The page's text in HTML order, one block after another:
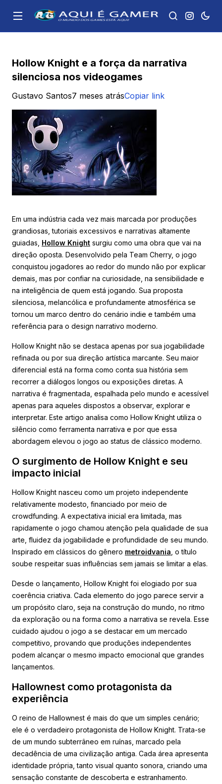
Hollow Knight e a força da narrativa
silenciosa nos videogames
Gustavo Santos7 meses atrásCopiar link
Em uma indústria cada vez mais marcada por produções
grandiosas, tutoriais excessivos e narrativas altamente
guiadas, Hollow Knight surgiu como uma obra que vai na
direção oposta. Desenvolvido pela Team Cherry, o jogo
conquistou jogadores ao redor do mundo não por explicar
demais, mas por confiar na curiosidade, na sensibilidade e
na inteligência de quem está jogando. Sua proposta
silenciosa, melancólica e profundamente atmosférica se
tornou um marco dentro do cenário indie e também uma
referência para o design narrativo moderno.
Hollow Knight não se destaca apenas por sua jogabilidade
refinada ou por sua direção artística marcante. Seu maior
diferencial está na forma como conta sua história sem
recorrer a diálogos longos ou exposições diretas. A
narrativa é fragmentada, espalhada pelo mundo e acessível
apenas para aqueles dispostos a observar, explorar e
interpretar. Este artigo analisa como Hollow Knight utiliza o
silêncio como ferramenta narrativa e por que essa
abordagem elevou o jogo ao status de clássico moderno.
O surgimento de Hollow Knight e seu
impacto inicial
Hollow Knight nasceu como um projeto independente
relativamente modesto, financiado por meio de
crowdfunding. A expectativa inicial era limitada, mas
rapidamente o jogo chamou atenção pela qualidade de sua
arte, fluidez da jogabilidade e profundidade de seu mundo.
Inspirado em clássicos do gênero metroidvania , o título
soube respeitar suas influências sem jamais se limitar a elas.
Desde o lançamento, Hollow Knight foi elogiado por sua
coerência criativa. Cada elemento do jogo parece servir a
um propósito claro, seja na construção do mundo, no ritmo
da exploração ou na forma como a narrativa se revela. Esse
cuidado ajudou o jogo a se destacar em um mercado
competitivo, provando que produções independentes
podem alcançar o mesmo impacto emocional que grandes
lançamentos.
Hallownest como protagonista da
experiência
O reino de Hallownest é mais do que um simples cenário;
ele é o verdadeiro protagonista de Hollow Knight. Trata-se
de um mundo subterrâneo em ruínas, marcado pela
decadência de uma civilização antiga. Cada área apresenta
identidade própria, tanto visual quanto sonora, criando uma
sensação constante de descoberta e estranhamento.